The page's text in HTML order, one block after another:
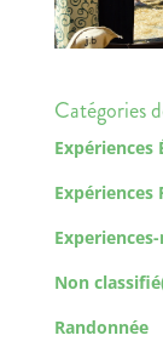
Catégories
Expériences
Expériences
Non
Randonnée